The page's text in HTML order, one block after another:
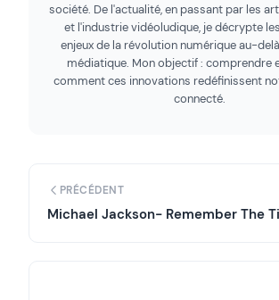
société. De l'actualité, en passant par les
et l'industrie vidéoludique, je décrypte
enjeux de la révolution numérique au-
médiatique. Mon objectif : comprendre
comment ces innovations redéfinissent
connecté.
PRÉCÉDENT
Michael Jackson- Remember The